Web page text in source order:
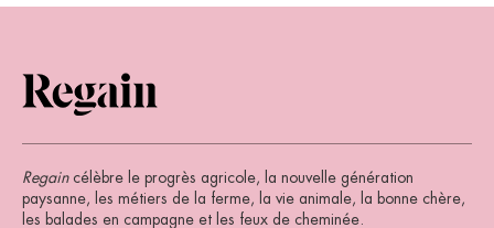
Regaincélèbre le progrès agricole, la nouvelle génération
paysanne, les métiers de la ferme, la vie animale, la bonne chère,
les balades en campagne et les feux de cheminée.